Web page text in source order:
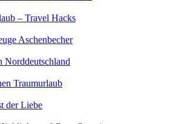
– Travel Hacks
Aschenbecher
Norddeutschland
Traumurlaub
der Liebe